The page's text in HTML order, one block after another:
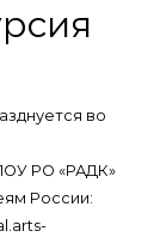
во
РО «РАДК»
России: